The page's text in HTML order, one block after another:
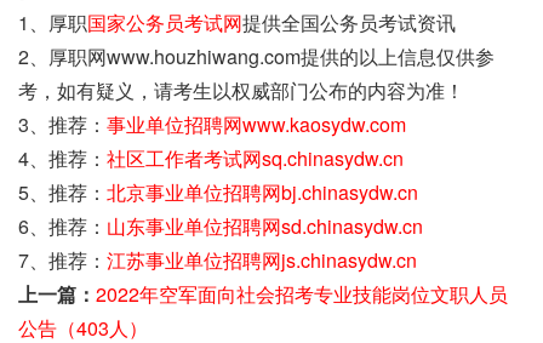
1、厚职国家公务员考试网提供全国公务员考试资讯
2、厚职网www.houzhiwang.com提供的以上信息仅供参
考，如有疑义，请考生以权威部门公布的内容为准！
3、推荐： 事业单位招聘网www.kaosydw.com
4、推荐： 社区工作者考试网sq.chinasydw.cn
5、推荐： 北京事业单位招聘网bj.chinasydw.cn
6、推荐： 山东事业单位招聘网sd.chinasydw.cn
7、推荐： 江苏事业单位招聘网js.chinasydw.cn
上一篇： 2022年空军面向社会招考专业技能岗位文职人员
公告（403人）